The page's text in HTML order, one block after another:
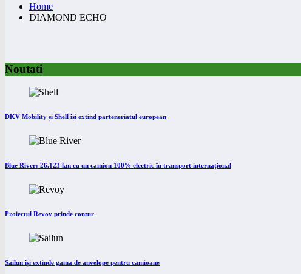
Home
DIAMOND ECHO
Noutati
DKV Mobility și Shell își extind parteneriatul european
Blue River: 26.123 km cu un camion 100% electric în transport internațional
Proiectul Revoy prinde contur
Sailun își extinde gama de anvelope pentru camioane